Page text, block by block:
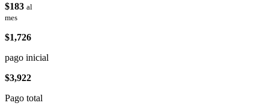
$183 al
mes
$1,726
pago inicial
$3,922
Pago total